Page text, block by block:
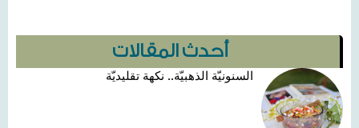
أحدث المقالات
السنونيّة الذهبيّة.. نكهة تقليديّة